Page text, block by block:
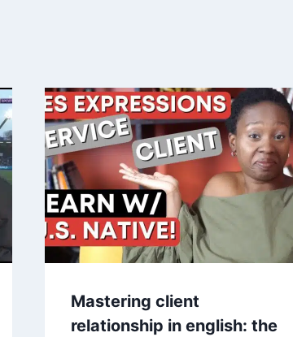
Mastering client
relationship in english: the